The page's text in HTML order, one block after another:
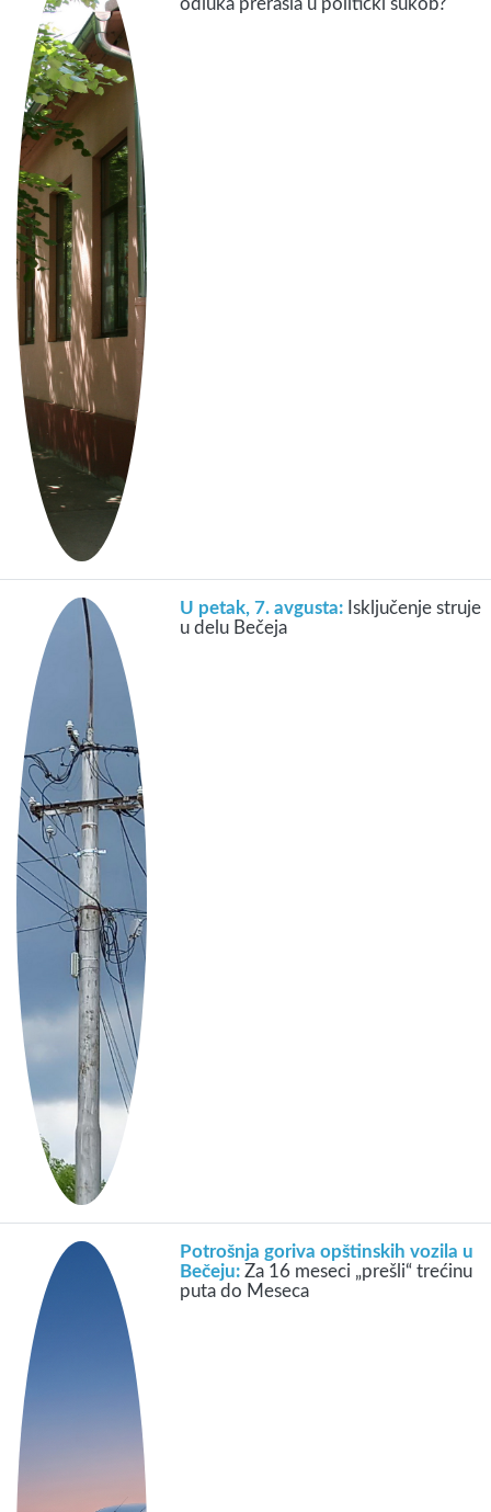
odluka prerasla u politički sukob?
U petak, 7. avgusta: Isključenje struje
u delu Bečeja
Potrošnja goriva opštinskih vozila u
Bečeju:Za 16 meseci „prešli“ trećinu
puta do Meseca